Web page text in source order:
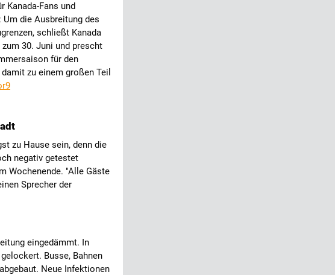
Kanada-Fans und
Um die Ausbreitung des
schließt Kanada
30. Juni und prescht
für den
zu einem großen Teil
zu Hause sein, denn die
negativ getestet
Wochenende. "Alle Gäste
Sprecher der
eingedämmt. In
Busse, Bahnen
Neue Infektionen